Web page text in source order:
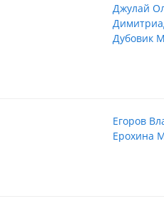
Джулай
Дубовик
Егоров
Ерохина